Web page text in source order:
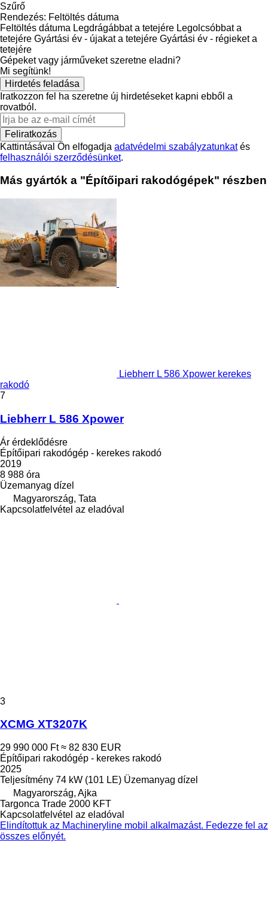
Szűrő
Rendezés: Feltöltés dátuma
Feltöltés dátuma Legdrágábbat a tetejére Legolcsóbbat a
tetejére Gyártási év - újakat a tetejére Gyártási év - régieket a
tetejére
Gépeket vagy járműveket szeretne eladni?
Mi segítünk!
Hirdetés feladása
Iratkozzon fel ha szeretne új hirdetéseket kapni ebből a
rovatból.
Feliratkozás
Kattintásával Ön elfogadja adatvédelmi szabályzatunkatés
felhasználói szerződésünket.
Más gyártók a "Építőipari rakodógépek" részben
Liebherr L 586 Xpower kerekes
rakodó
7
Liebherr L 586 Xpower
Ár érdeklődésre
Építőipari rakodógép - kerekes rakodó
2019
8 988 óra
Üzemanyag dízel
Magyarország, Tata
Kapcsolatfelvétel az eladóval
3
XCMG XT3207K
29 990 000 Ft ≈ 82 830 EUR
Építőipari rakodógép - kerekes rakodó
2025
Teljesítmény 74 kW (101 LE) Üzemanyag dízel
Magyarország, Ajka
Targonca Trade 2000 KFT
Kapcsolatfelvétel az eladóval
Elindítottuk az Machineryline mobil alkalmazást. Fedezze fel az
összes előnyét.